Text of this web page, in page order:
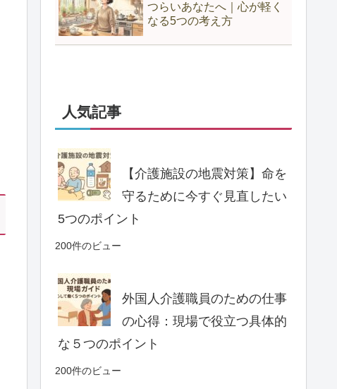
つらいあなたへ｜心が軽く
なる5つの考え方
人気記事
【介護施設の地震対策】命を
守るために今すぐ見直したい
5つのポイント
200件のビュー
外国人介護職員のための仕事
の心得：現場で役立つ具体的
な５つのポイント
200件のビュー